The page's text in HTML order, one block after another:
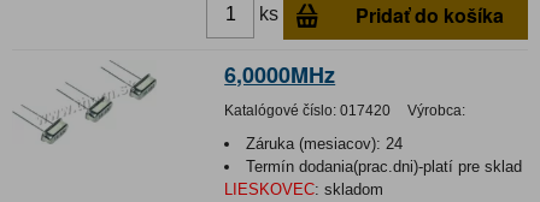
ks Pridať do košíka
6,0000MHz
Katalógové číslo: 017420 Výrobca:
Záruka (mesiacov): 24
Termín dodania(prac.dni)-platí pre sklad
LIESKOVEC: skladom